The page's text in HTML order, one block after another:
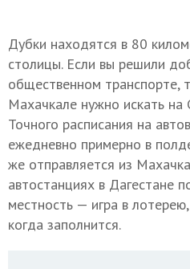
Дубки находятся в 80
столицы. Если вы решили
общественном транспорте,
Махачкале нужно искать на
Точного расписания на
ежедневно примерно в
же отправляется из
автостанциях в Дагестане
местность — игра в
когда заполнится.